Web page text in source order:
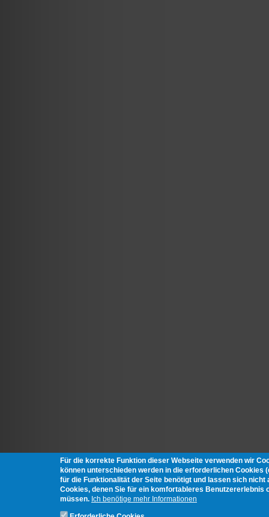
Für die korrekte Funktion dieser Webseite verwenden wir
können unterschieden werden in die erforderlichen Cookies
für die Funktionalität der Seite benötigt und lassen sich nicht
Cookies, denen Sie für ein komfortableres Benutzererlebnis
müssen. Ich benötige mehr Informationen